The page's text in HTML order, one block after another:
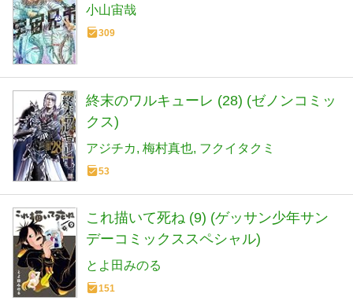
小山宙哉
309
終末のワルキューレ (28) (ゼノンコミッ
クス)
アジチカ 梅村真也 フクイタクミ
53
これ描いて死ね (9) (ゲッサン少年サン
デーコミックススペシャル)
とよ田みのる
151